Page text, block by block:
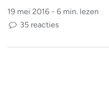
19 mei 2016 - 6 min. lezen
35 reacties